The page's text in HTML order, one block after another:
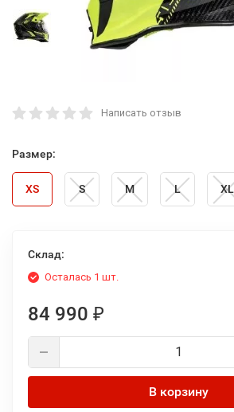
Написать отзыв
Размер:
XS S M L XL
Склад:
Осталась 1 шт.
84 990 ₽
В корзину